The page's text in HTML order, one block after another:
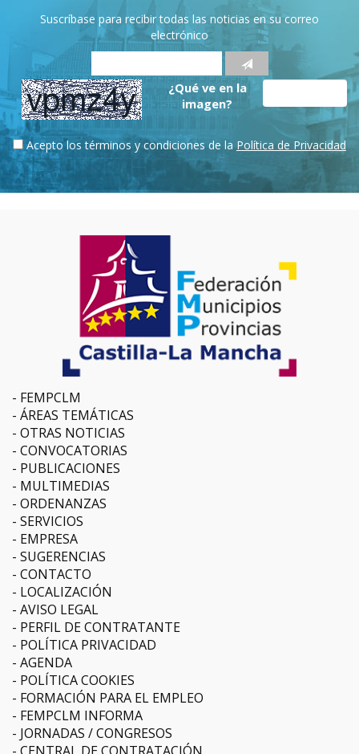
Suscríbase para recibir todas las noticias en su correo
electrónico
¿Qué ve en la
imagen?
Acepto los términos y condiciones de la Política de Privacidad
FEMPCLM
ÁREAS TEMÁTICAS
OTRAS NOTICIAS
CONVOCATORIAS
PUBLICACIONES
MULTIMEDIAS
ORDENANZAS
SERVICIOS
EMPRESA
SUGERENCIAS
CONTACTO
LOCALIZACIÓN
AVISO LEGAL
PERFIL DE CONTRATANTE
POLÍTICA PRIVACIDAD
AGENDA
POLÍTICA COOKIES
FORMACIÓN PARA EL EMPLEO
FEMPCLM INFORMA
JORNADAS / CONGRESOS